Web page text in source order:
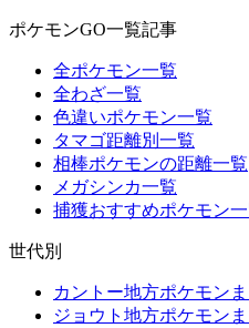
ポケモンGO一覧記事
全ポケモン一覧
全わざ一覧
色違いポケモン一覧
タマゴ距離別一覧
相棒ポケモンの距離一覧
メガシンカ一覧
捕獲おすすめポケモン
世代別
カントー地方ポケモン
ジョウト地方ポケモン